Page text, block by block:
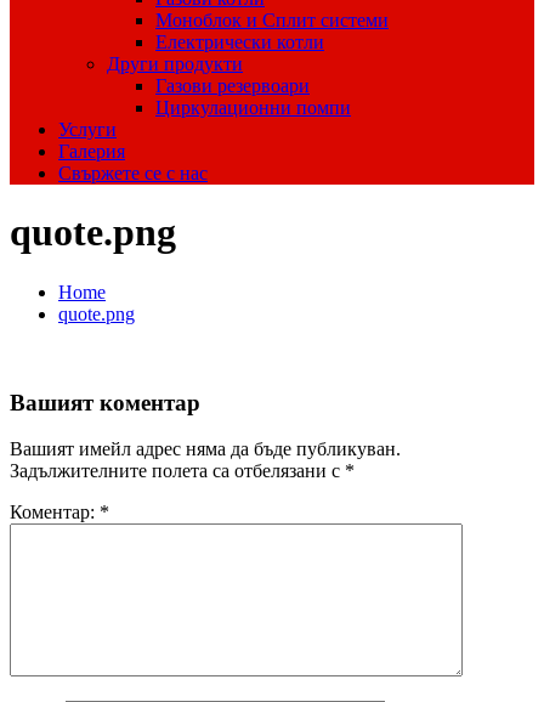
Моноблок и Сплит системи
Електрически котли
Други продукти
Газови резервоари
Циркулационни помпи
Услуги
Галерия
Свържете се с нас
quote.png
Home
quote.png
Вашият коментар
Вашият имейл адрес няма да бъде публикуван.
Задължителните полета са отбелязани с *
Коментар: *